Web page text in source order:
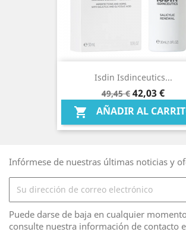
Isdin Isdinceutics...
Precio
base
49,45 € Precio
42,03 €
 AÑADIR AL
Infórmese de nuestras últimas noticias y
Puede darse de baja en cualquier
consulte nuestra información de contacto